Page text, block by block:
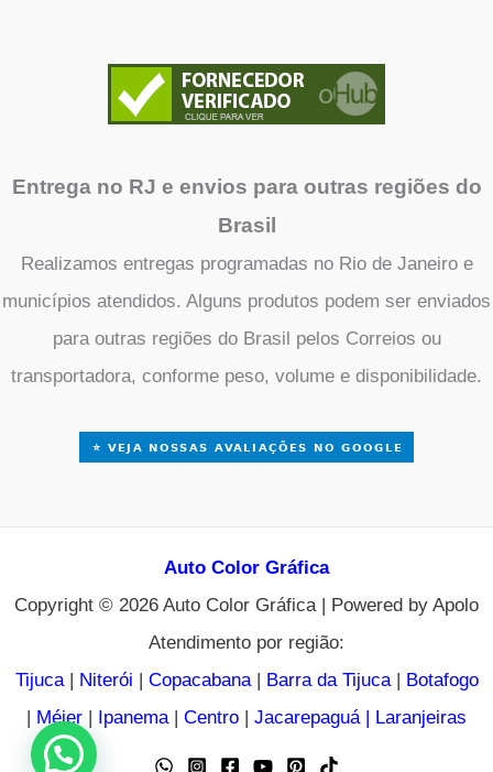
Entrega no RJ e envios para outras regiões do
Brasil
Realizamos entregas programadas no Rio de Janeiro e
municípios atendidos. Alguns produtos podem ser enviados
para outras regiões do Brasil pelos Correios ou
transportadora, conforme peso, volume e disponibilidade.
Auto Color Gráfica
Copyright © 2026 Auto Color Gráfica | Powered by Apolo
Atendimento por região:
Tijuca| Niterói | Copacabana| Barra da Tijuca| Botafogo
| Méier | Ipanema | Centro | Jacarepaguá | Laranjeiras